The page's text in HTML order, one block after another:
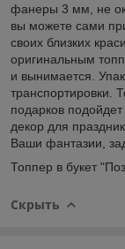
фанеры 3 мм, не
вы можете сами
своих близких
оригинальным
и вынимается.
транспортировки.
подарков
декор для
Ваши фантазии,
Топпер в букет
Скрыть